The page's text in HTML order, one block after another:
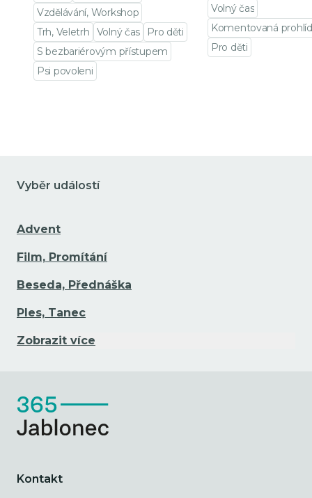
Vzdělávání, Workshop
Trh, Veletrh
Volný čas
Pro děti
S bezbariérovým přístupem
Psi povoleni
Volný čas
Komentovaná
Pro děti
Vyběr událostí
Advent
Film, Promítání
Beseda, Přednáška
Ples, Tanec
Zobrazit více
Kontakt